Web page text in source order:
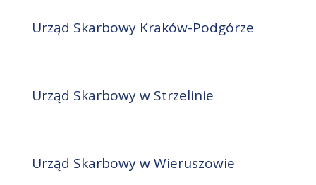
Urząd Skarbowy Kraków-Podgórze
Urząd Skarbowy w Strzelinie
Urząd Skarbowy w Wieruszowie